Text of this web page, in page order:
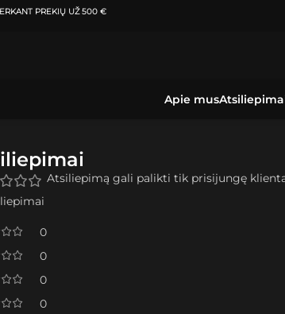
PREKIŲ UŽ 500 €
Apie mus
0
0
0
0
Atsiliepimą gali palikti tik prisijungę